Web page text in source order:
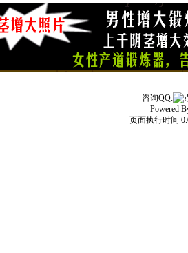
咨询QQ:
Powered
页面执行时间